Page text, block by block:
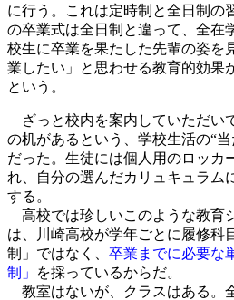
に行う。これは定時制と全日制の
の卒業式は全日制と違って、全在
校生に卒業を果たした先輩の姿を
業したい」と思わせる教育的効果
という。
ざっと校内を案内していただい
の机があるという、学校生活の“
だった。生徒には個人用のロッカ
れ、自分の選んだカリュキュラム
する。
高校では珍しいこのような教育
は、川崎高校が学年ごとに履修科
制」ではなく、 卒業までに必要な
制」
を採っているからだ。
教室はないが、クラスはある。